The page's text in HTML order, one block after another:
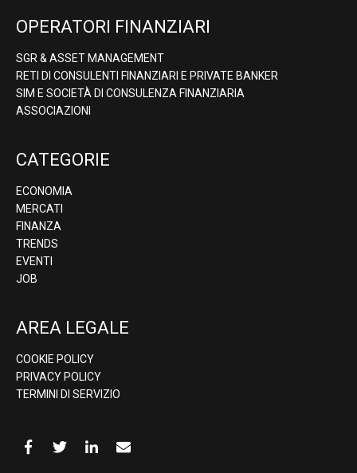
OPERATORI FINANZIARI
SGR & ASSET MANAGEMENT
RETI DI CONSULENTI FINANZIARI E PRIVATE BANKER
SIM E SOCIETÀ DI CONSULENZA FINANZIARIA
ASSOCIAZIONI
CATEGORIE
ECONOMIA
MERCATI
FINANZA
TRENDS
EVENTI
JOB
AREA LEGALE
COOKIE POLICY
PRIVACY POLICY
TERMINI DI SERVIZIO